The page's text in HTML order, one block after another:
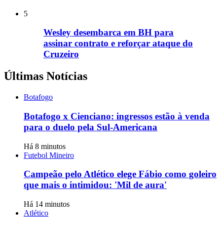
5
Wesley desembarca em BH para
assinar contrato e reforçar ataque do
Cruzeiro
Últimas Notícias
Botafogo
Botafogo x Cienciano: ingressos estão à venda
para o duelo pela Sul-Americana
Há 8 minutos
Futebol Mineiro
Campeão pelo Atlético elege Fábio como goleiro
que mais o intimidou: 'Mil de aura'
Há 14 minutos
Atlético